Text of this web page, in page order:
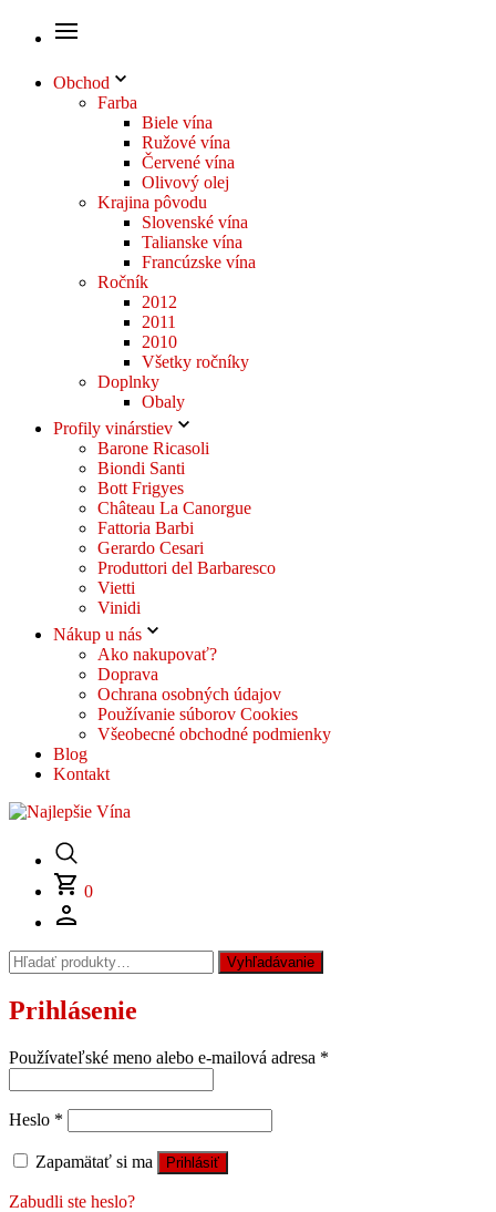
Obchod
Farba
Biele vína
Ružové vína
Červené vína
Olivový olej
Krajina pôvodu
Slovenské vína
Talianske vína
Francúzske vína
Ročník
2012
2011
2010
Všetky ročníky
Doplnky
Obaly
Profily vinárstiev
Barone Ricasoli
Biondi Santi
Bott Frigyes
Château La Canorgue
Fattoria Barbi
Gerardo Cesari
Produttori del Barbaresco
Vietti
Vinidi
Nákup u nás
Ako nakupovať?
Doprava
Ochrana osobných údajov
Používanie súborov Cookies
Všeobecné obchodné podmienky
Blog
Kontakt
0
Hľadať: Vyhľadávanie
Prihlásenie
Používateľské meno alebo e-mailová adresa *
Heslo *
Zapamätať si ma Prihlásiť
Zabudli ste heslo?